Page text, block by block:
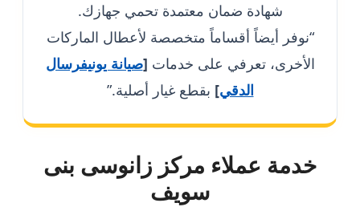
شهادة ضمان معتمدة تحمي جهازك.
“نوفر أيضاً أقساماً متخصصة لأعطال الماركات
الأخرى، تعرفي على خدمات [صيانة يونيفرسال
الدقي] بقطع غيار أصلية.”
خدمة عملاء مركز زانوسى بنى
سويف